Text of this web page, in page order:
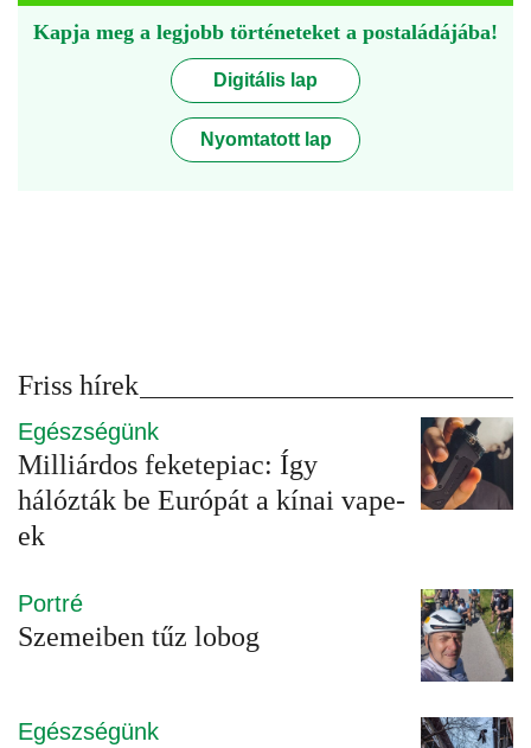
Kapja meg a legjobb történeteket a postaládájába!
Digitális lap
Nyomtatott lap
Friss hírek
Egészségünk
Milliárdos feketepiac: Így
hálózták be Európát a kínai vape-
ek
Portré
Szemeiben tűz lobog
Egészségünk